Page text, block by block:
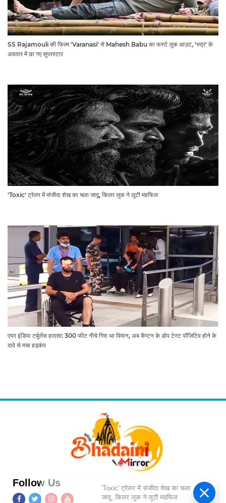
SS Rajamouli की फिल्म 'Varanasi' से Mahesh Babu का फर्स्ट लुक आउट, 'रुद्र' के
अवतार में छा गए सुपरस्टार
'Toxic' ट्रेलर में संजीदा शेख का चला जादू, किलर लुक ने लूटी महफिल
एयर इंडिया टर्बुलेंस हादसा: 300 फीट नीचे गिरा था विमान, अब कैप्टन के डोप टेस्ट पॉजिटिव होने के
दावे से मचा हड़कंप
Follow Us
'Toxic' ट्रेलर में संजीदा शेख का चला
जादू, किलर लुक ने लूटी महफिल